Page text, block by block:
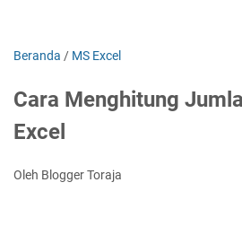
Beranda / MS Excel
Cara Menghitung
Excel
Oleh Blogger Toraja